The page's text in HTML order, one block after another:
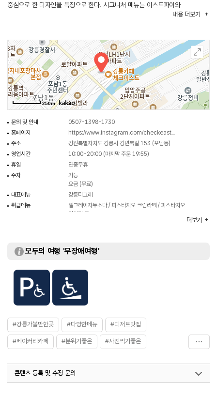
중심으로 한 디자인을 특징으로 한다. 시그니처 메뉴는 이스트파이와
강릉티그레로 다양한 채널을 통해 예약이 가능하다. 매장에서는 피스타치오
또한 굿즈까지 다양한 상품이 있고 선물 포장 서비스도 제공한다. 고객 편의를
위해 당일 무료 짐 보관 서비스, 강릉역 터미널 픽드롭(유료) 서비스를 운영한다.
피크닉 세트 대여, 웨딩사진 전문 작가와의 촬영 연계, 매장 내 인스탁스 카메라
대여(유료) 서비스, 여성용품 대여 및 제공 서비스도 마련되어 있다.
내용 더보기
250m
문의 및 안내
0507-1398-1730
홈페이지
https://www.instagram.com/checkeast_
주소
강원특별자치도 강릉시 강변북길 153 (포남동)
영업시간
10:00~20:00 (마지막 주문 19:55)
휴일
연중무휴
주차
가능
요금 (무료)
대표메뉴
강릉티그레
취급메뉴
얼그레이자두소다 / 피스타치오 크림라떼 / 피스타치오
퀸아망 등
더보기
모두의 여행 '무장애여행'
#강릉가볼만한곳 #다양한메뉴 #디저트맛집
#베이커리카페 #분위기좋은 #사진찍기좋은
콘텐츠 등록 및 수정 문의